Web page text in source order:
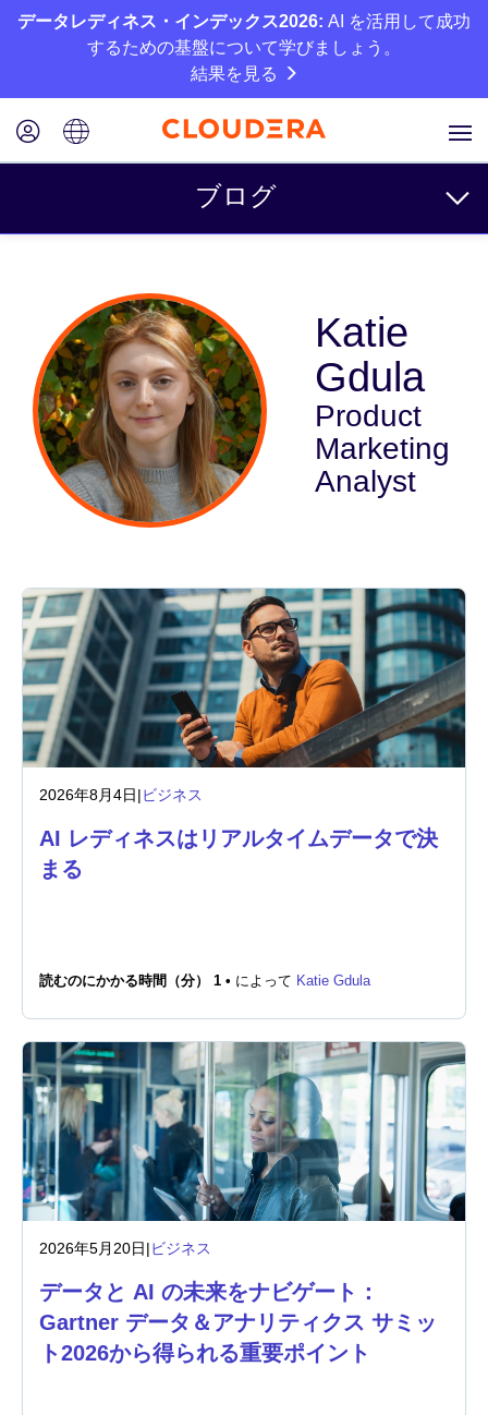
データレディネス・インデックス2026: AI を活用して成功
するための基盤について学びましょう。
結果を見る
ブログ
ビジネス
テクニカル
パートナー
カルチャー
製造
保険
通信
テクノロジー
公的機関
教育
ニュースルーム
Katie
Gdula
Product
Marketing
Analyst
2026年8月4日|ビジネス
AI レディネスはリアルタイムデータで決
まる
読むのにかかる時間（分） 1 • によって Katie Gdula
2026年5月20日|ビジネス
データと AI の未来をナビゲート：
Gartner データ＆アナリティクス サミッ
ト2026から得られる重要ポイント